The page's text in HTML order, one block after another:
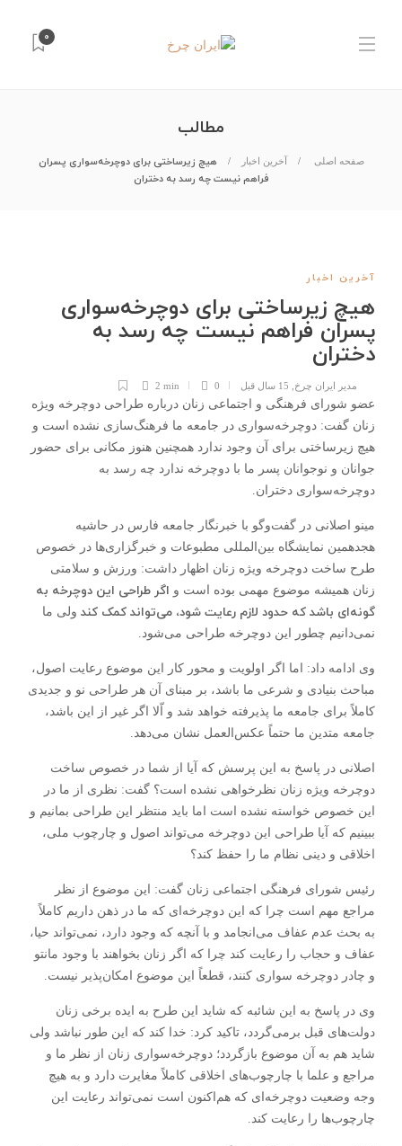
0
مطالب
صفحه اصلی آخرین اخبار
هیچ زیرساختی برای دوچرخه‌سواری پسران
فراهم نیست چه رسد به دختران
آخرین اخبار
هیچ زیرساختی برای دوچرخه‌سواری
پسران فراهم نیست چه رسد به
دختران
مدیر ایران چرخ 15 سال قبل 0
2 min
عضو شورای فرهنگی و اجتماعی زنان درباره طراحی دوچرخه ویژه
زنان گفت: دوچرخه‌سواری در جامعه ما فرهنگ‌سازی نشده است و
هیچ زیرساختی برای آن وجود ندارد همچنین هنوز مکانی برای حضور
جوانان و نوجوانان پسر ما با دوچرخه ندارد چه رسد به
دوچرخه‌سواری دختران.
مینو اصلانی در گفت‌وگو با خبرنگار جامعه فارس در حاشیه
هجدهمین نمایشگاه بین‌المللی مطبوعات و خبرگزاری‌ها در خصوص
طرح ساخت دوچرخه ویژه زنان اظهار داشت: ورزش و سلامتی
زنان همیشه موضوع مهمی بوده است و اگر طراحی این دوچرخه به
گونه‌ای باشد که حدود لازم رعایت شود، می‌تواند کمک کند ولی ما
نمی‌دانیم چطور این دوچرخه طراحی می‌شود.
وی ادامه داد: اما اگر اولویت و محور کار این موضوع رعایت اصول،
مباحث بنیادی و شرعی ما باشد، بر مبنای آن هر طراحی نو و جدیدی
کاملاً برای جامعه ما پذیرفته خواهد شد و اّلا اگر غیر از این باشد،
جامعه متدین ما حتماً عکس‌العمل نشان می‌دهد.
اصلانی در پاسخ به این پرسش که آیا از شما در خصوص ساخت
دوچرخه ویژه زنان نظرخواهی نشده است؟ گفت: نظری از ما در
این خصوص خواسته نشده است اما باید منتظر این طراحی بمانیم و
ببینیم که آیا طراحی این دوچرخه می‌تواند اصول و چارچوب ملی،
اخلاقی و دینی نظام ما را حفظ کند؟
رئیس شورای فرهنگی اجتماعی زنان گفت: این موضوع از نظر
مراجع مهم است چرا که این دوچرخه‌ای که ما در ذهن داریم کاملاً
به بحث عدم عفاف می‌انجامد و با آنچه که وجود دارد، نمی‌تواند حیا،
عفاف و حجاب را رعایت کند چرا که اگر زنان بخواهند با وجود مانتو
و چادر دوچرخه سواری کنند، قطعاً این موضوع امکان‌پذیر نیست.
وی در پاسخ به این شائبه که شاید این طرح به ایده برخی زنان
دولت‌های قبل برمی‌گردد، تاکید کرد: خدا کند که این طور نباشد ولی
شاید هم به آن موضوع بازگردد؛ دوچرخه‌سواری زنان از نظر ما و
مراجع و علما با چارچوب‌های اخلاقی کاملاً مغایرت دارد و به هیچ
وجه وضعیت دوچرخه‌ای که هم‌اکنون است نمی‌تواند رعایت این
چارچوب‌ها را رعایت کند.